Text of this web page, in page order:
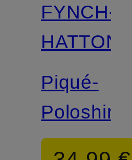
FYNCH-
HATTON
Piqué-
Poloshirt